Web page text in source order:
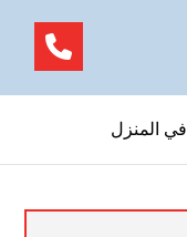
المنزل